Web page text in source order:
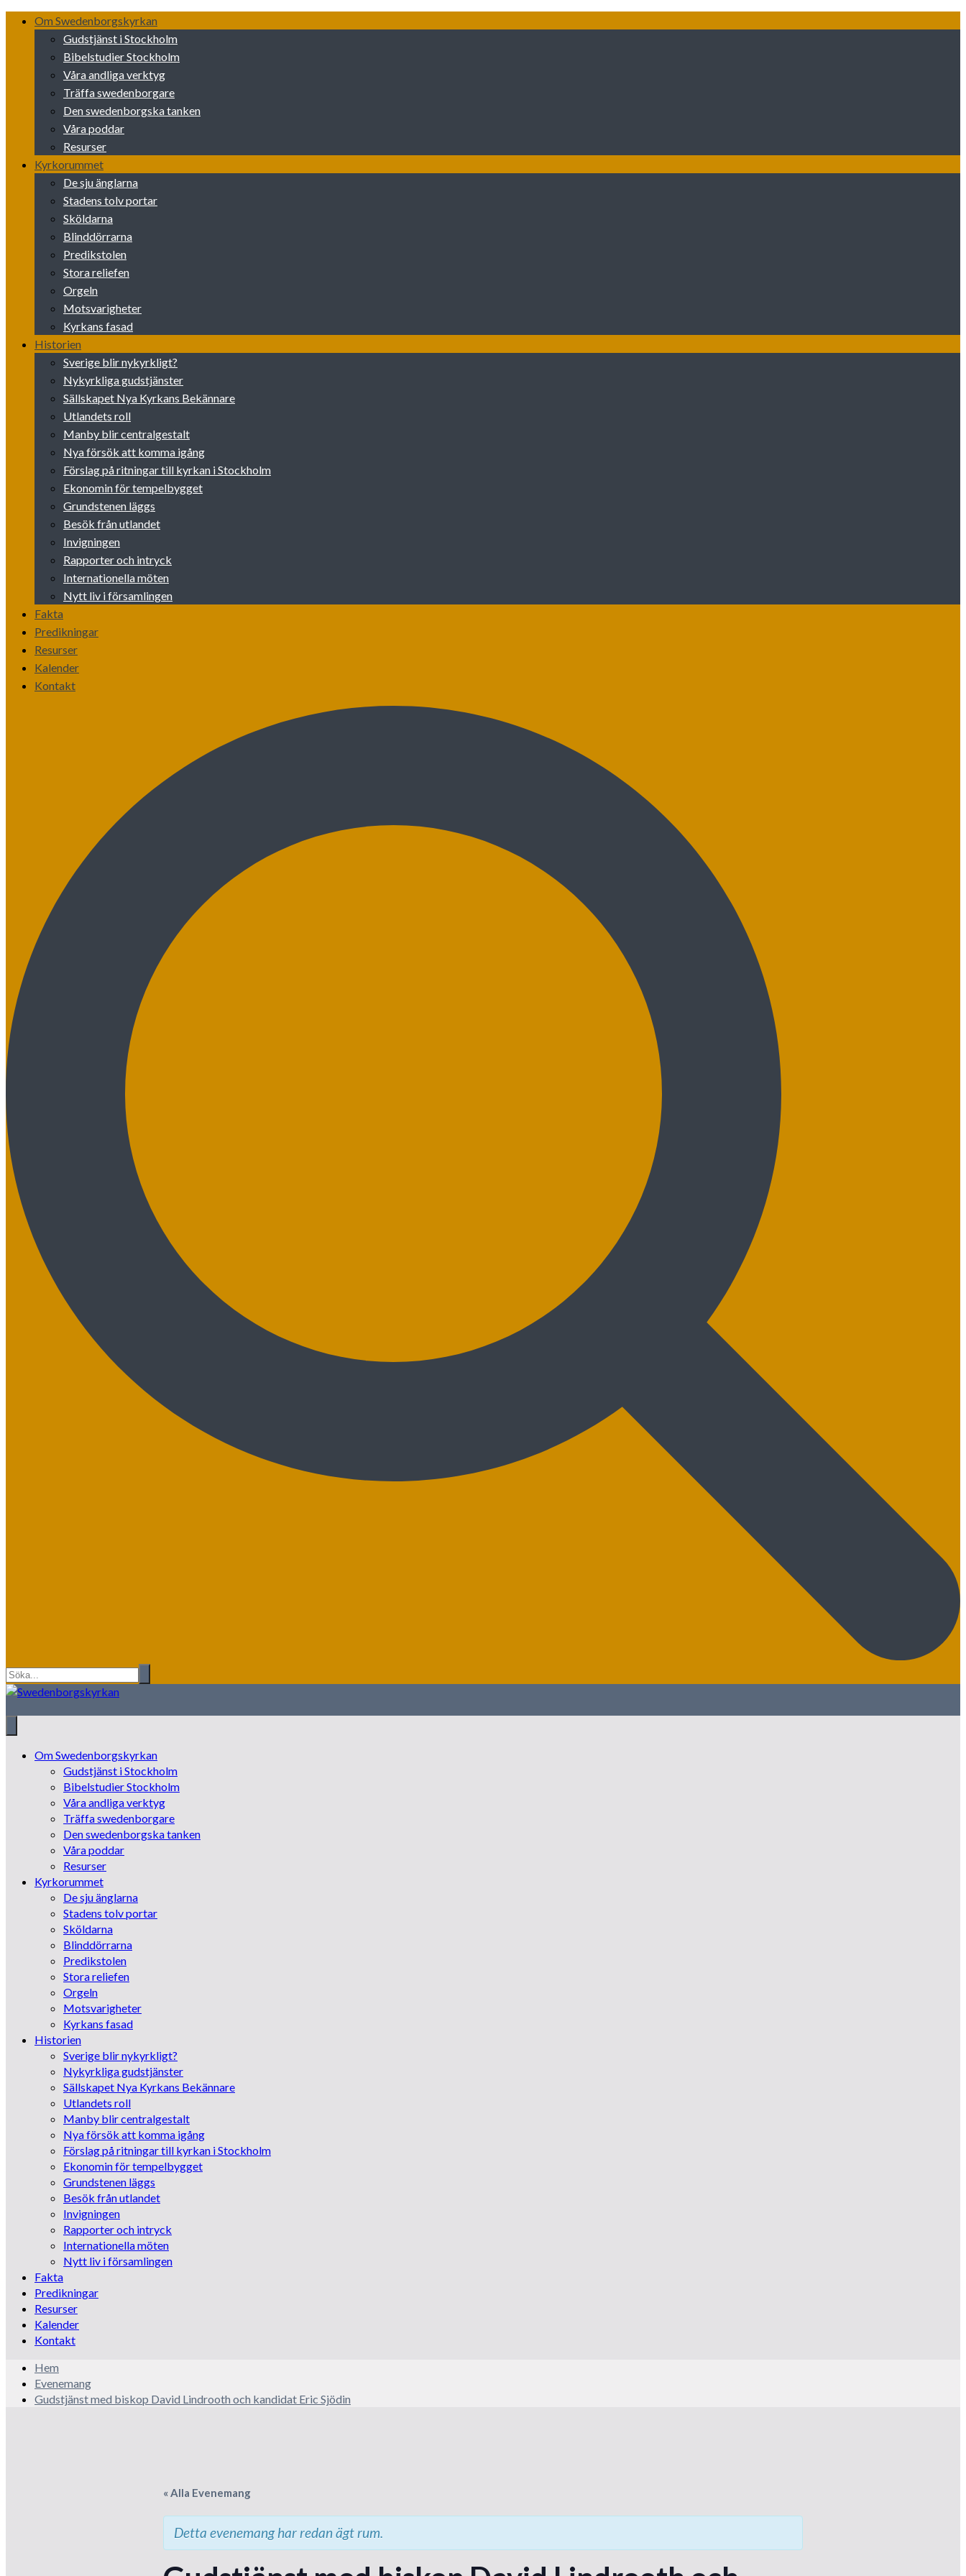
Skip
Om Swedenborgskyrkan
Gudstjänst i Stockholm
Bibelstudier Stockholm
Våra andliga verktyg
Träffa swedenborgare
Den swedenborgska tanken
Våra poddar
Resurser
Kyrkorummet
De sju änglarna
Stadens tolv portar
Sköldarna
Blinddörrarna
Predikstolen
Stora reliefen
Orgeln
Motsvarigheter
Kyrkans fasad
Historien
Sverige blir nykyrkligt?
Nykyrkliga gudstjänster
Sällskapet Nya Kyrkans Bekännare
Utlandets roll
Manby blir centralgestalt
Nya försök att komma igång
Förslag på ritningar till kyrkan i Stockholm
Ekonomin för tempelbygget
Grundstenen läggs
Besök från utlandet
Invigningen
Rapporter och intryck
Internationella möten
Nytt liv i församlingen
Fakta
Predikningar
Resurser
Kalender
Kontakt
Om Swedenborgskyrkan
Gudstjänst i Stockholm
Bibelstudier Stockholm
Våra andliga verktyg
Träffa swedenborgare
Den swedenborgska tanken
Våra poddar
Resurser
Kyrkorummet
De sju änglarna
Stadens tolv portar
Sköldarna
Blinddörrarna
Predikstolen
Stora reliefen
Orgeln
Motsvarigheter
Kyrkans fasad
Historien
Sverige blir nykyrkligt?
Nykyrkliga gudstjänster
Sällskapet Nya Kyrkans Bekännare
Utlandets roll
Manby blir centralgestalt
Nya försök att komma igång
Förslag på ritningar till kyrkan i Stockholm
Ekonomin för tempelbygget
Grundstenen läggs
Besök från utlandet
Invigningen
Rapporter och intryck
Internationella möten
Nytt liv i församlingen
Fakta
Predikningar
Resurser
Kalender
Kontakt
Hem
Evenemang
Gudstjänst med biskop David Lindrooth och kandidat Eric Sjödin
« Alla Evenemang
Detta evenemang har redan ägt rum.